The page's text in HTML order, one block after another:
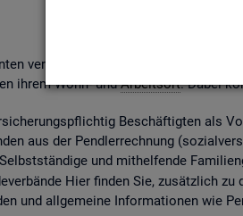
Pend­ler­at­lan­ten
ver­an­schau­li­chen mit ihren
ihrem Wohn- undAr­beits­ort. Dabei
Be­schäf­tig­ten als
aus der Pend­ler­rech­nung
und mit­hel­fen­de
Hier fin­den Sie, zu­sätz­lich
und all­ge­mei­ne In­for­ma­tio­nen wie